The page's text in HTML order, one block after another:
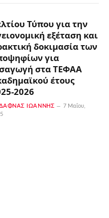
Τύπου για την
εξέταση και
δοκιμασία των
για
στα ΤΕΦΑΑ
έτους
2026
ΙΩΆΝΝΗΣ
7 Μαΐου,